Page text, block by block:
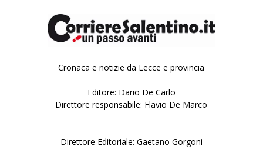
Cronaca e notizie da Lecce e provincia
Editore: Dario De Carlo
Direttore responsabile: Flavio De Marco
Direttore Editoriale: Gaetano Gorgoni